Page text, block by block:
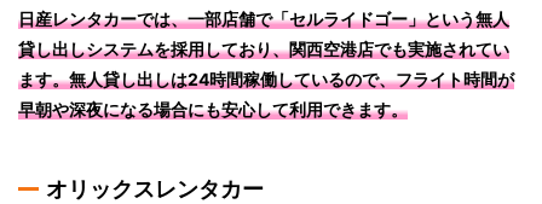
日産レンタカーでは、一部店舗で「セルライドゴー」という無人
貸し出しシステムを採用しており、関西空港店でも実施されてい
ます。無人貸し出しは24時間稼働しているので、フライト時間が
早朝や深夜になる場合にも安心して利用できます。
オリックスレンタカー